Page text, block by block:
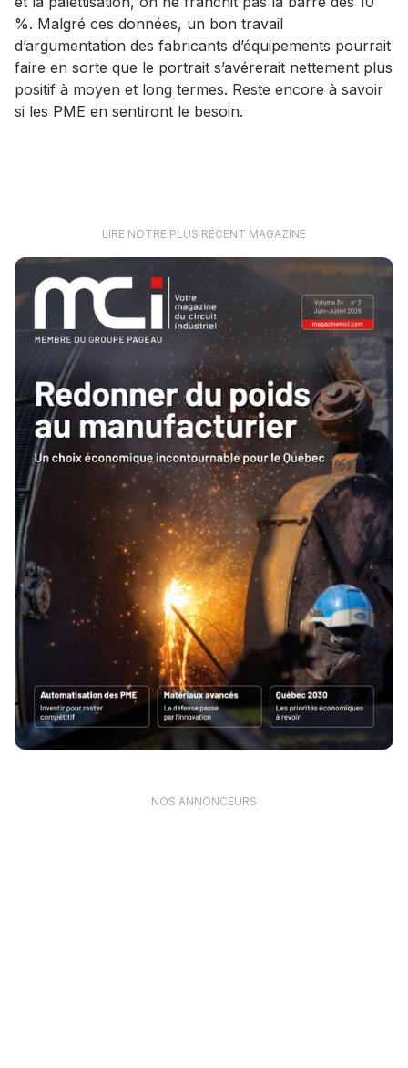
%. Malgré ces données, un bon travail
d’argumentation des fabricants d’équipements pourrait
faire en sorte que le portrait s’avérerait nettement plus
positif à moyen et long termes. Reste encore à savoir
si les PME en sentiront le besoin.
LIRE NOTRE PLUS RÉCENT MAGAZINE
NOS ANNONCEURS